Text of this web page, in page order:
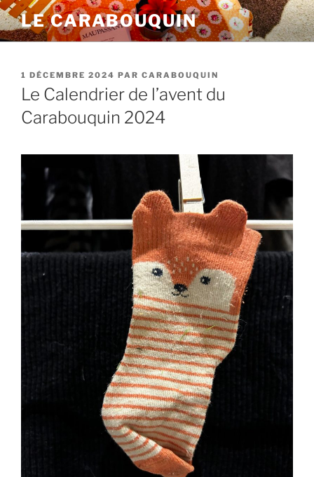
Aller
au
contenu
LE CARABOUQUIN
PUBLIÉ
LE
1 DÉCEMBRE 2024 PAR CARABOUQUIN
Le Calendrier de l’avent du
Carabouquin 2024